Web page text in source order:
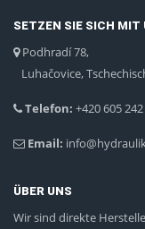
SETZEN SIE SICH MIT
Podhradí 78,
Luhačovice,
Telefon: +420 605 242
Email:
ÜBER UNS
Wir sind direkte